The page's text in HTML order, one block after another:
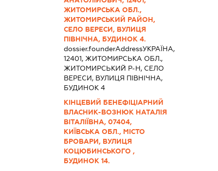
ЖИТОМИРСЬКА ОБЛ.,
ЖИТОМИРСЬКИЙ РАЙОН,
СЕЛО ВЕРЕСИ, ВУЛИЦЯ
ПІВНІЧНА, БУДИНОК 4.
dossier.founderAddressУКРАЇНА,
12401, ЖИТОМИРСЬКА ОБЛ.,
ЖИТОМИРСЬКИЙ Р-Н, СЕЛО
ВЕРЕСИ, ВУЛИЦЯ ПІВНІЧНА,
БУДИНОК 4
КІНЦЕВИЙ БЕНЕФІЦІАРНИЙ
ВЛАСНИК-ВОЗНЮК НАТАЛІЯ
ВІТАЛІЇВНА, 07404,
КИЇВСЬКА ОБЛ., МІСТО
БРОВАРИ, ВУЛИЦЯ
КОЦЮБИНСЬКОГО ,
БУДИНОК 14.